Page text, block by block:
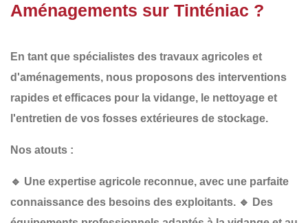
Aménagements sur Tinténiac ?
En tant que spécialistes des travaux agricoles et
d'aménagements, nous proposons des interventions
rapides et efficaces pour la vidange, le nettoyage et
l'entretien de vos fosses extérieures de stockage.
Nos atouts :
🔹 Une expertise agricole reconnue, avec une parfaite
connaissance des besoins des exploitants. 🔹 Des